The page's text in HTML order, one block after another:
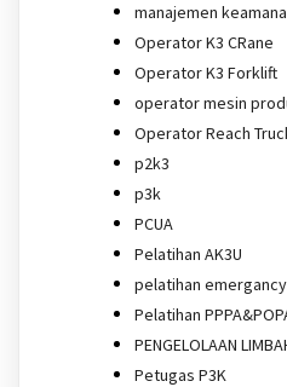
manajemen
Operator K3 CRane
Operator K3 Forklift
operator mesin
Operator Reach
p2k3
p3k
PCUA
Pelatihan AK3U
pelatihan
Pelatihan
PENGELOLAAN
Petugas P3K